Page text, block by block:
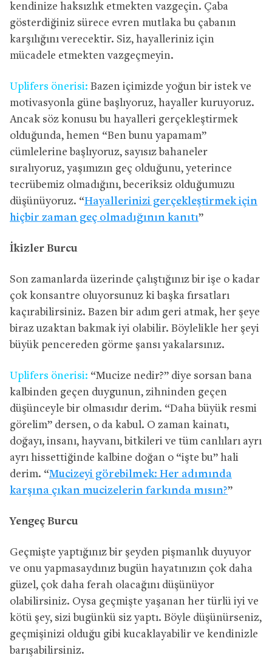
kendinize haksızlık etmekten vazgeçin. Çaba
gösterdiğiniz sürece evren mutlaka bu çabanın
karşılığını verecektir. Siz, hayalleriniz için
mücadele etmekten vazgeçmeyin.
Uplifers önerisi: Bazen içimizde yoğun bir istek ve
motivasyonla güne başlıyoruz, hayaller kuruyoruz.
Ancak söz konusu bu hayalleri gerçekleştirmek
olduğunda, hemen “Ben bunu yapamam”
cümlelerine başlıyoruz, sayısız bahaneler
sıralıyoruz, yaşımızın geç olduğunu, yeterince
tecrübemiz olmadığını, beceriksiz olduğumuzu
düşünüyoruz. “Hayallerinizi gerçekleştirmek için
hiçbir zaman geç olmadığının kanıtı”
İkizler Burcu
Son zamanlarda üzerinde çalıştığınız bir işe o kadar
çok konsantre oluyorsunuz ki başka fırsatları
kaçırabilirsiniz. Bazen bir adım geri atmak, her şeye
biraz uzaktan bakmak iyi olabilir. Böylelikle her şeyi
büyük pencereden görme şansı yakalarsınız.
Uplifers önerisi: “Mucize nedir?” diye sorsan bana
kalbinden geçen duygunun, zihninden geçen
düşünceyle bir olmasıdır derim. “Daha büyük resmi
görelim” dersen, o da kabul. O zaman kainatı,
doğayı, insanı, hayvanı, bitkileri ve tüm canlıları ayrı
ayrı hissettiğinde kalbine doğan o “işte bu” hali
derim. “Mucizeyi görebilmek: Her adımında
karşına çıkan mucizelerin farkında mısın?”
Yengeç Burcu
Geçmişte yaptığınız bir şeyden pişmanlık duyuyor
ve onu yapmasaydınız bugün hayatınızın çok daha
güzel, çok daha ferah olacağını düşünüyor
olabilirsiniz. Oysa geçmişte yaşanan her türlü iyi ve
kötü şey, sizi bugünkü siz yaptı. Böyle düşünürseniz,
geçmişinizi olduğu gibi kucaklayabilir ve kendinizle
barışabilirsiniz.